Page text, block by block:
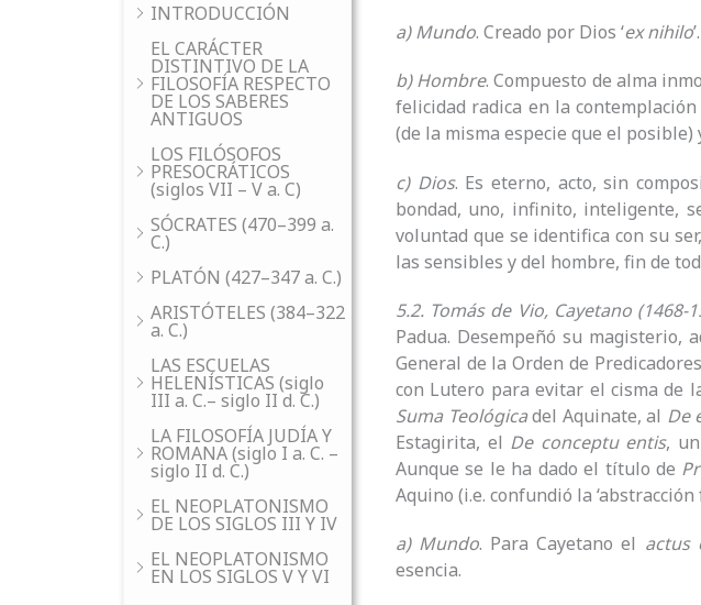
INTRODUCCIÓN
EL CARÁCTER
DISTINTIVO DE LA
FILOSOFÍA RESPECTO
DE LOS SABERES
ANTIGUOS
LOS FILÓSOFOS
PRESOCRÁTICOS
(siglos VII – V a. C)
SÓCRATES (470–399 a.
C.)
PLATÓN (427–347 a. C.)
ARISTÓTELES (384–322
a. C.)
LAS ESCUELAS
HELENÍSTICAS (siglo
III a. C.– siglo II d. C.)
LA FILOSOFÍA JUDÍA Y
ROMANA (siglo I a. C. –
siglo II d. C.)
EL NEOPLATONISMO
DE LOS SIGLOS III Y IV
EL NEOPLATONISMO
EN LOS SIGLOS V Y VI
a) Mundo. Creado por Dios ‘ex nihilo’.
b) Hombre. Compuesto de alma
felicidad radica en la
(de la misma especie que el
c) Dios. Es eterno, acto, sin
bondad, uno, infinito, inteligente,
voluntad que se identifica con su
las sensibles y del hombre, fin de
5.2. Tomás de Vio, Cayetano (1468-
Padua. Desempeñó su magisterio,
General de la Orden de
con Lutero para evitar el cisma de
Suma Teológicadel Aquinate, al De
Estagirita, el De conceptu entis,
Aunque se le ha dado el título de
Aquino (i.e. confundió la
a) Mundo. Para Cayetano el actus
esencia.